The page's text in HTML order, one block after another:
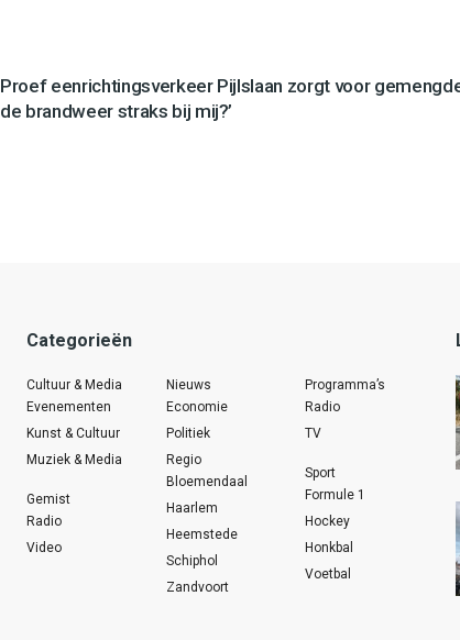
Proef eenrichtingsverkeer Pijlslaan zorgt voor
de brandweer straks bij mij?’
Categorieën
Cultuur & Media
Evenementen
Kunst & Cultuur
Muziek & Media
Gemist
Radio
Video
Nieuws
Economie
Politiek
Regio
Bloemendaal
Haarlem
Heemstede
Schiphol
Zandvoort
Programma’s
Radio
TV
Sport
Formule 1
Hockey
Honkbal
Voetbal